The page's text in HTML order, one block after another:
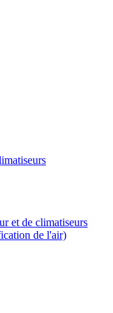
et de climatiseurs
de l'air)